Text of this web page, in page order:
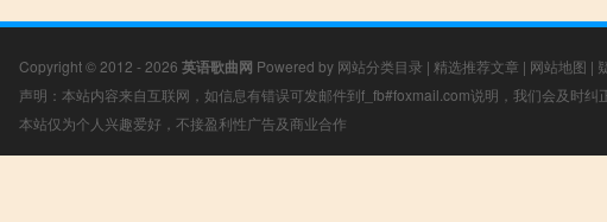
Copyright © 2012 - 2026 英语歌曲网 Powered by 网站分类目录 | 精选推荐文章 | 网站地图 |
声明：本站内容来自互联网，如信息有错误可发邮件到f_fb#foxmail.com说明，我们会及时纠
本站仅为个人兴趣爱好，不接盈利性广告及商业合作